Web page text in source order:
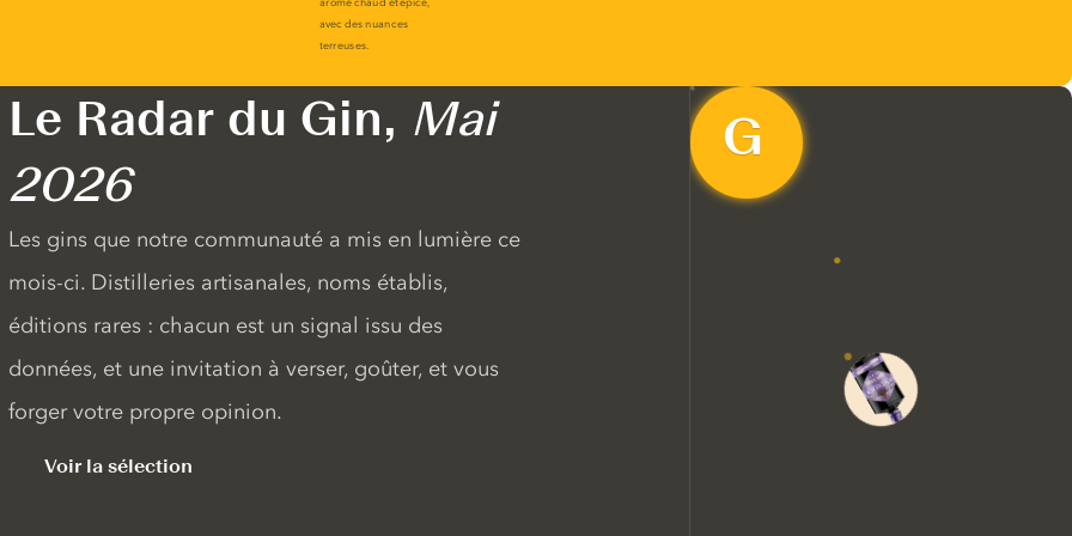
Le Radar du Gin, Mai
2026
Les gins que notre communauté a mis en lumière ce
mois-ci. Distilleries artisanales, noms établis,
éditions rares : chacun est un signal issu des
données, et une invitation à verser, goûter, et vous
forger votre propre opinion.
Voir la sélection